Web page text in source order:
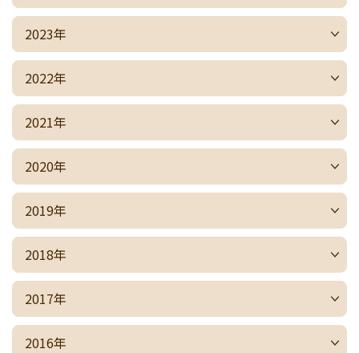
2023年
2022年
2021年
2020年
2019年
2018年
2017年
2016年